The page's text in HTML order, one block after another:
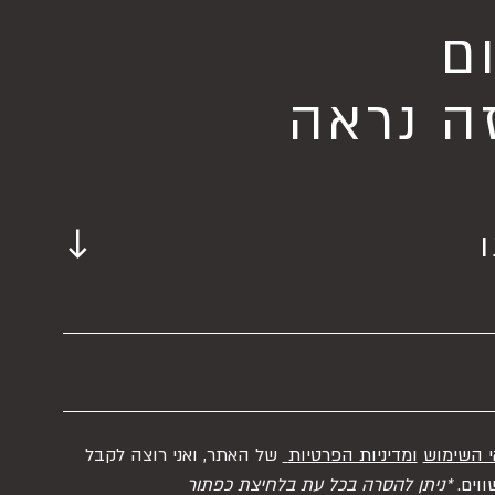
נראה
השימוש ומדיניות הפרטיות של האתר, ואני רוצה לקבל
*ניתן להסרה בכל עת בלחיצת כפתור